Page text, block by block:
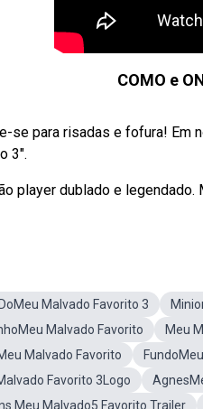
COMO e
se para risadas e fofura! Em
3".
player dublado e
Malvado Favorito 3
Malvado Favorito
Meu
Malvado Favorito
Favorito 3Logo
Meu Malvado5 Favorito Trailer